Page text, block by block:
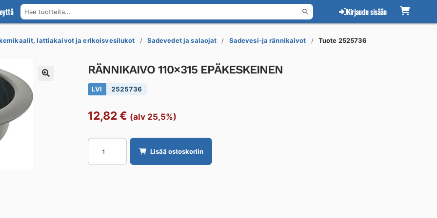
Hae tuotteita... Kirjaudu sisään
lattiakaivot ja erikoisvesilukot Sadevedet ja salaojat Sadevesi-ja rännikaivot Tuote 2525736
RÄNNIKAIVO 110×315 EPÄKESKEINEN
LVI 2525736
12,82€ (alv 25,5%)
RÄNNIKAIVO
110x315
EPÄKESKEINEN
Lisää ostoskoriin